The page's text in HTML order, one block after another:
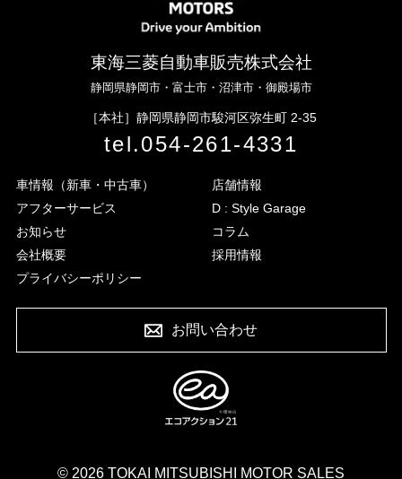
東海三菱自動車販売株式会社
静岡県静岡市・富士市・沼津市・御殿場市
［本社］ 静岡県静岡市駿河区弥生町 2-35
tel.054-261-4331
車情報（新車・中古車）
店舗情報
アフターサービス
D : Style Garage
お知らせ
コラム
会社概要
採用情報
プライバシーポリシー
お問い合わせ
© 2026 TOKAI MITSUBISHI MOTOR SALES